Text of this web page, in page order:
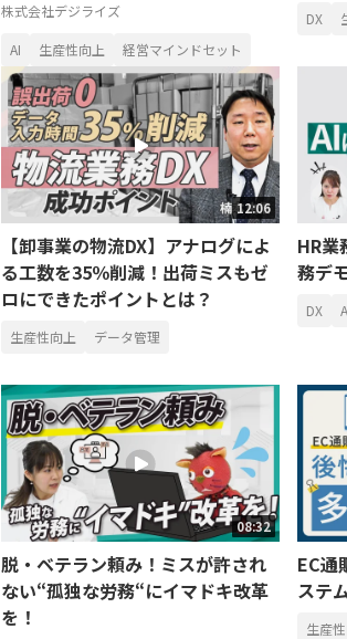
株式会社デジライズ
AI 生産性向上 経営マインドセット
DX
12:06
【卸事業の物流DX】アナログによ
る工数を35％削減！出荷ミスもゼ
ロにできたポイントとは？
生産性向上 データ管理
HR業
務デ
DX
08:32
脱・ベテラン頼み！ミスが許され
ない“孤独な労務“にイマドキ改革
を！
EC通
ステ
生産